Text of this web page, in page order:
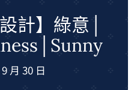
生活美學
室內設計
計】綠意│
月 30 日